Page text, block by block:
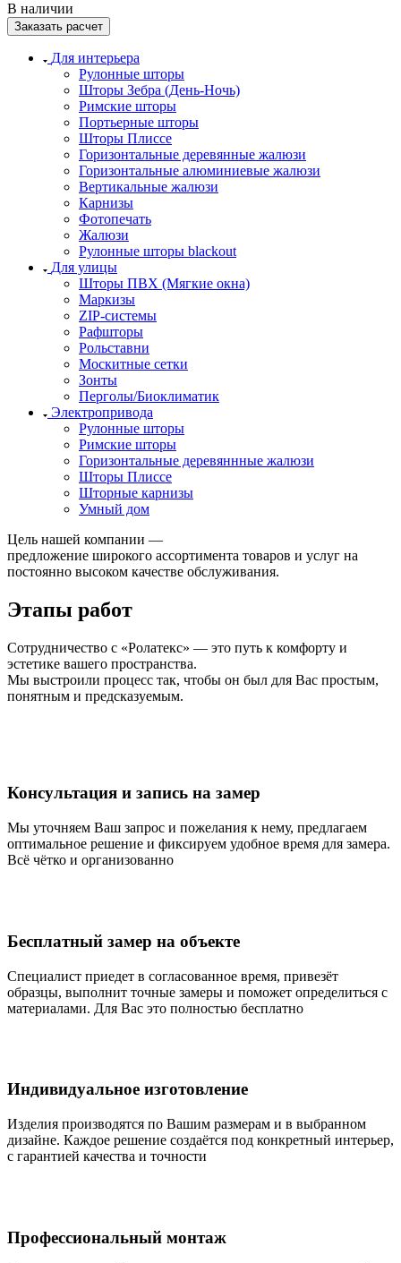
В наличии
Заказать расчет
Для интерьера
Рулонные шторы
Шторы Зебра (День-Ночь)
Римские шторы
Портьерные шторы
Шторы Плиссе
Горизонтальные деревянные жалюзи
Горизонтальные алюминиевые жалюзи
Вертикальные жалюзи
Карнизы
Фотопечать
Жалюзи
Рулонные шторы blackout
Для улицы
Шторы ПВХ (Мягкие окна)
Маркизы
ZIP-системы
Рафшторы
Рольставни
Москитные сетки
Зонты
Перголы/Биоклиматик
Электропривода
Рулонные шторы
Римские шторы
Горизонтальные деревяннные жалюзи
Шторы Плиссе
Шторные карнизы
Умный дом
Цель нашей компании —
предложение широкого ассортимента товаров и услуг на
постоянно высоком качестве обслуживания.
Этапы работ
Сотрудничество с «Ролатекс» — это путь к комфорту и
эстетике вашего пространства.
Мы выстроили процесс так, чтобы он был для Вас простым,
понятным и предсказуемым.
Консультация и запись на замер
Мы уточняем Ваш запрос и пожелания к нему, предлагаем
оптимальное решение и фиксируем удобное время для замера.
Всё чётко и организованно
Бесплатный замер на объекте
Специалист приедет в согласованное время, привезёт
образцы, выполнит точные замеры и поможет определиться с
материалами. Для Вас это полностью бесплатно
Индивидуальное изготовление
Изделия производятся по Вашим размерам и в выбранном
дизайне. Каждое решение создаётся под конкретный интерьер,
с гарантией качества и точности
Профессиональный монтаж